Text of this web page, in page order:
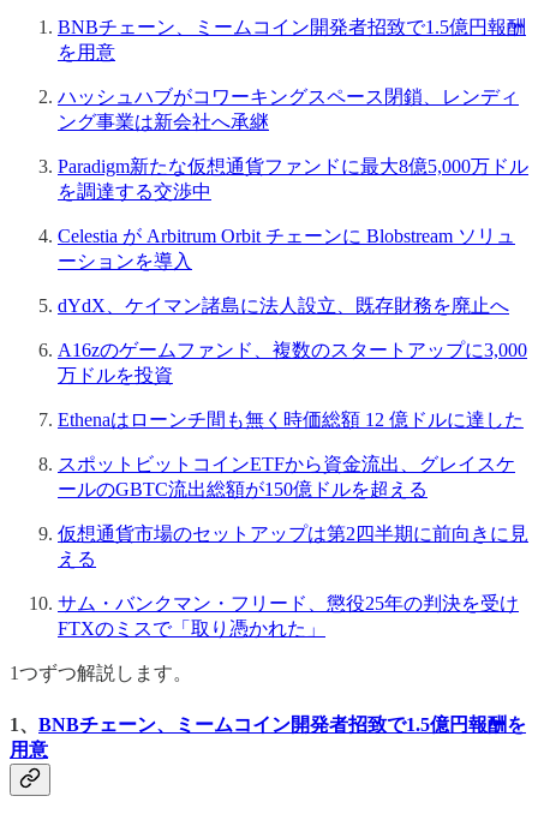
BNBチェーン、ミームコイン開発者招致で1.5億円報酬
を用意
ハッシュハブがコワーキングスペース閉鎖、レンディ
ング事業は新会社へ承継
Paradigm新たな仮想通貨ファンドに最大8億5,000万ドル
を調達する交渉中
Celestia が Arbitrum Orbit チェーンに Blobstream ソリュ
ーションを導入
dYdX、ケイマン諸島に法人設立、既存財務を廃止へ
A16zのゲームファンド、複数のスタートアップに3,000
万ドルを投資
Ethenaはローンチ間も無く時価総額 12 億ドルに達した
スポットビットコインETFから資金流出、グレイスケ
ールのGBTC流出総額が150億ドルを超える
仮想通貨市場のセットアップは第2四半期に前向きに見
える
サム・バンクマン・フリード、懲役25年の判決を受け
FTXのミスで「取り憑かれた」
1つずつ解説します。
1、 BNBチェーン、ミームコイン開発者招致で1.5億円報酬を
用意